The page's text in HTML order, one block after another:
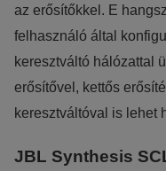
az erősítőkkel. E
felhasználó által
keresztváltó hálózattal
erősítővel, kettős
keresztváltóval is lehet
JBL Synthesis